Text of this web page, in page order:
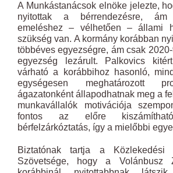
A Munkástanácsok elnöke jelezte,
nyitottak a bérrendezésre,
emeléshez – vélhetően – állami
szükség van. A kormány korábban
többéves egyezségre, ám csak
egyezség lezárult. Palkovics
várható a korábbihoz hasonló,
egységesen meghatározott
ágazatonként állapodhatnak meg a
munkavállalók motivációja
fontos az előre
bérfelzárkóztatás, így a mielőbbi
Biztatónak tartja a Közlekedési
Szövetsége, hogy a Volánbusz